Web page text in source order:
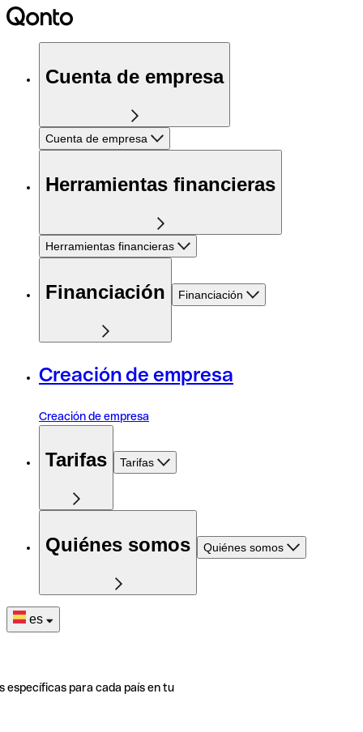
Cuenta de empresa
Cuenta de empresa
Herramientas financieras
Herramientas financieras
Financiación Financiación
Creación de empresa
Creación de empresa
Tarifas Tarifas
Quiénes somos Quiénes somos
es
específicas para cada país en tu